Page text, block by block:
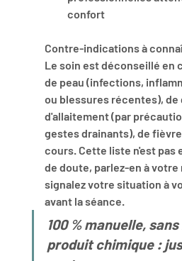
confort
Contre-indications à
Le soin est déconseillé en
de peau (infections,
ou blessures récentes), de
d'allaitement (par
gestes drainants), de
cours. Cette liste n'est pas
de doute, parlez-en à
signalez votre situation à
avant la séance.
100 % manuelle,
produit chimique :